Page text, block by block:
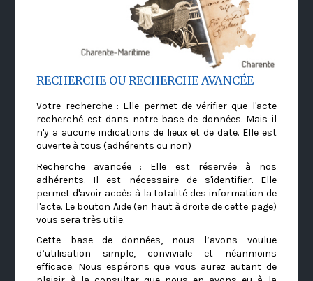
RECHERCHE OU RECHERCHE AVANCÉE
Votre recherche: Elle permet de vérifier que l'acte
recherché est dans notre base de données. Mais il
n'y a aucune indications de lieux et de date. Elle est
ouverte à tous (adhérents ou non)
Recherche avancée : Elle est réservée à nos
adhérents. Il est nécessaire de s'identifier. Elle
permet d'avoir accès à la totalité des information de
l'acte. Le bouton Aide (en haut à droite de cette page)
vous sera très utile.
Cette base de données, nous l’avons voulue
d’utilisation simple, conviviale et néanmoins
efficace. Nous espérons que vous aurez autant de